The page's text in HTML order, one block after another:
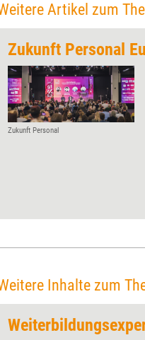
Artikel zum
Zukunft Personal
Zukunft Personal
Inhalte zum